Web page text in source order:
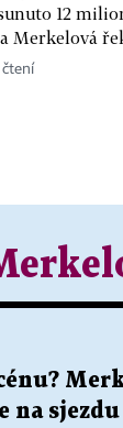
12
Merkelová
čtení
na sjezdu